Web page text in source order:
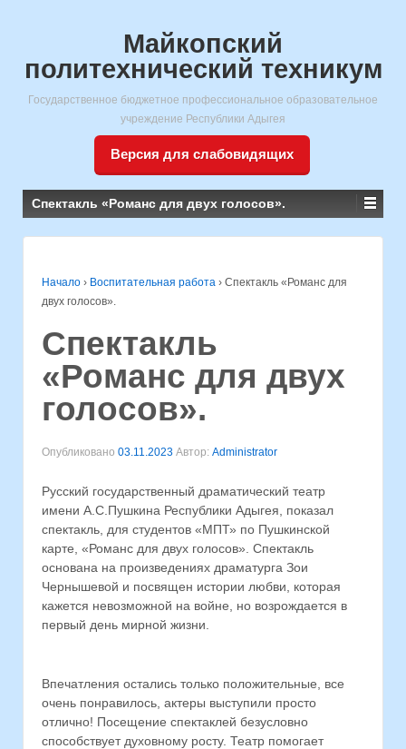
Майкопский
политехнический техникум
Государственное бюджетное профессиональное образовательное
учреждение Республики Адыгея
Версия для слабовидящих
Спектакль «Романс для двух голосов».
Начало › Воспитательная работа › Спектакль «Романс для
двух голосов».
Спектакль
«Романс для двух
голосов».
Опубликовано 03.11.2023 Автор: Administrator
Русский государственный драматический театр
имени А.С.Пушкина Республики Адыгея, показал
спектакль, для студентов «МПТ» по Пушкинской
карте, «Романс для двух голосов». Спектакль
основана на произведениях драматурга Зои
Чернышевой и посвящен истории любви, которая
кажется невозможной на войне, но возрождается в
первый день мирной жизни.
Впечатления остались только положительные, все
очень понравилось, актеры выступили просто
отлично! Посещение спектаклей безусловно
способствует духовному росту. Театр помогает